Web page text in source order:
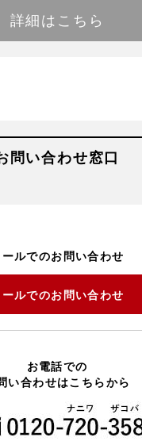
詳細はこちら
問い合わせ窓口
ールでのお問い合わせ
ールでのお問い合わせ
お電話での
い合わせはこちらから